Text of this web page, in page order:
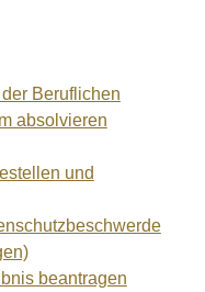
Beruflichen
absolvieren
und
beantragen